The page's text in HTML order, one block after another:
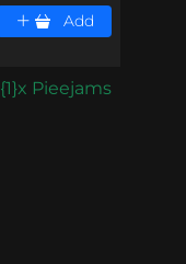
Add
{1}x Pieejams